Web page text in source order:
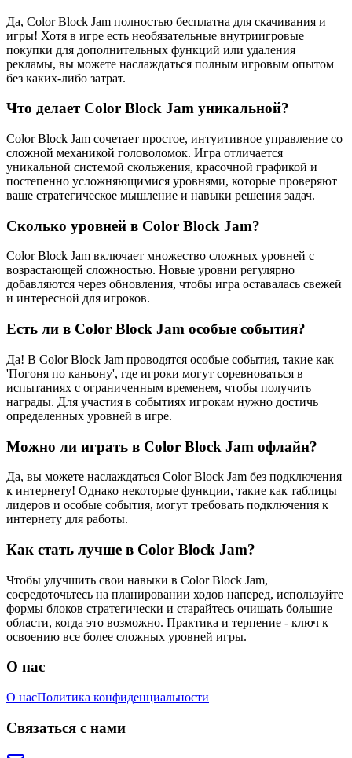
Да, Color Block Jam полностью бесплатна для скачивания и
игры! Хотя в игре есть необязательные внутриигровые
покупки для дополнительных функций или удаления
рекламы, вы можете наслаждаться полным игровым опытом
без каких-либо затрат.
Что делает Color Block Jam уникальной?
Color Block Jam сочетает простое, интуитивное управление со
сложной механикой головоломок. Игра отличается
уникальной системой скольжения, красочной графикой и
постепенно усложняющимися уровнями, которые проверяют
ваше стратегическое мышление и навыки решения задач.
Сколько уровней в Color Block Jam?
Color Block Jam включает множество сложных уровней с
возрастающей сложностью. Новые уровни регулярно
добавляются через обновления, чтобы игра оставалась свежей
и интересной для игроков.
Есть ли в Color Block Jam особые события?
Да! В Color Block Jam проводятся особые события, такие как
'Погоня по каньону', где игроки могут соревноваться в
испытаниях с ограниченным временем, чтобы получить
награды. Для участия в событиях игрокам нужно достичь
определенных уровней в игре.
Можно ли играть в Color Block Jam офлайн?
Да, вы можете наслаждаться Color Block Jam без подключения
к интернету! Однако некоторые функции, такие как таблицы
лидеров и особые события, могут требовать подключения к
интернету для работы.
Как стать лучше в Color Block Jam?
Чтобы улучшить свои навыки в Color Block Jam,
сосредоточьтесь на планировании ходов наперед, используйте
формы блоков стратегически и старайтесь очищать большие
области, когда это возможно. Практика и терпение - ключ к
освоению все более сложных уровней игры.
О нас
О насПолитика конфиденциальности
Связаться с нами